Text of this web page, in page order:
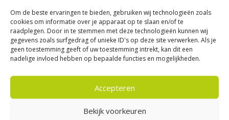
Om de beste ervaringen te bieden, gebruiken wij technologieën zoals
cookies om informatie over je apparaat op te slaan en/of te
raadplegen. Door in te stemmen met deze technologieën kunnen wij
gegevens zoals surfgedrag of unieke ID's op deze site verwerken. Als je
geen toestemming geeft of uw toestemming intrekt, kan dit een
nadelige invloed hebben op bepaalde functies en mogelijkheden.
Accepteren
Bekijk voorkeuren
2.0 Antraciet
3,25 per stuk
Antraciet
7,50 per stuk